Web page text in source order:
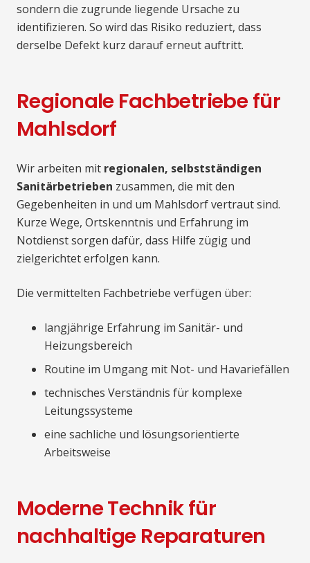
sondern die zugrunde liegende Ursache zu
identifizieren. So wird das Risiko reduziert, dass
derselbe Defekt kurz darauf erneut auftritt.
Regionale Fachbetriebe für
Mahlsdorf
Wir arbeiten mit regionalen, selbstständigen
Sanitärbetrieben zusammen, die mit den
Gegebenheiten in und um Mahlsdorf vertraut sind.
Kurze Wege, Ortskenntnis und Erfahrung im
Notdienst sorgen dafür, dass Hilfe zügig und
zielgerichtet erfolgen kann.
Die vermittelten Fachbetriebe verfügen über:
langjährige Erfahrung im Sanitär- und
Heizungsbereich
Routine im Umgang mit Not- und Havariefällen
technisches Verständnis für komplexe
Leitungssysteme
eine sachliche und lösungsorientierte
Arbeitsweise
Moderne Technik für
nachhaltige Reparaturen